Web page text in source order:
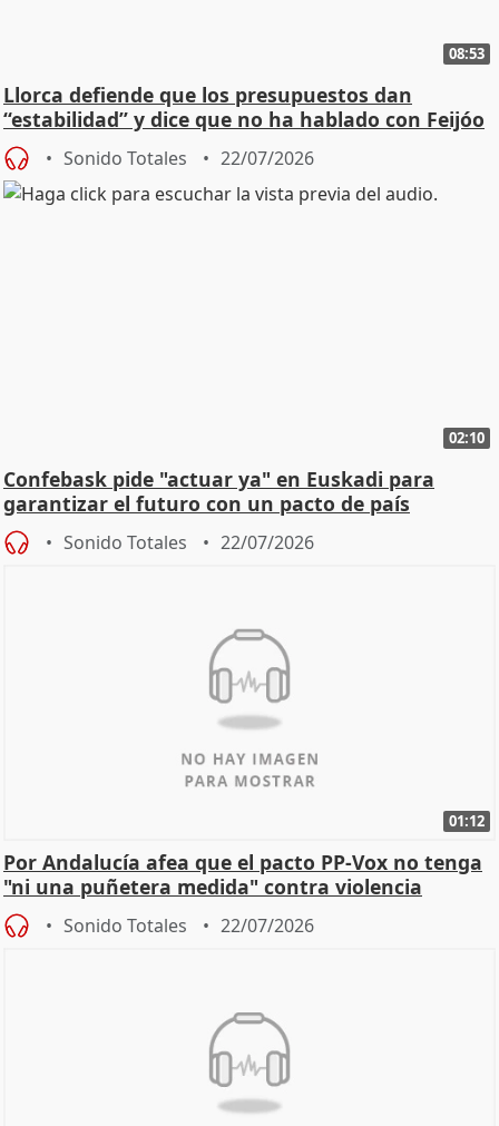
08:53
Llorca defiende que los presupuestos dan
“estabilidad” y dice que no ha hablado con Feijóo
Sonido Totales 22/07/2026
02:10
Confebask pide "actuar ya" en Euskadi para
garantizar el futuro con un pacto de país
Sonido Totales 22/07/2026
01:12
Por Andalucía afea que el pacto PP-Vox no tenga
"ni una puñetera medida" contra violencia
machista
Sonido Totales 22/07/2026